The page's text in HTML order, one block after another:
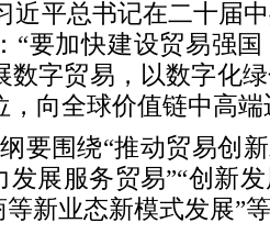
近平总书记在二十届
“要加快建设贸易强
数字贸易，以数字化
，向全球价值链中高端
要围绕“推动贸易创
发展服务贸易”“创新
等新业态新模式发展”